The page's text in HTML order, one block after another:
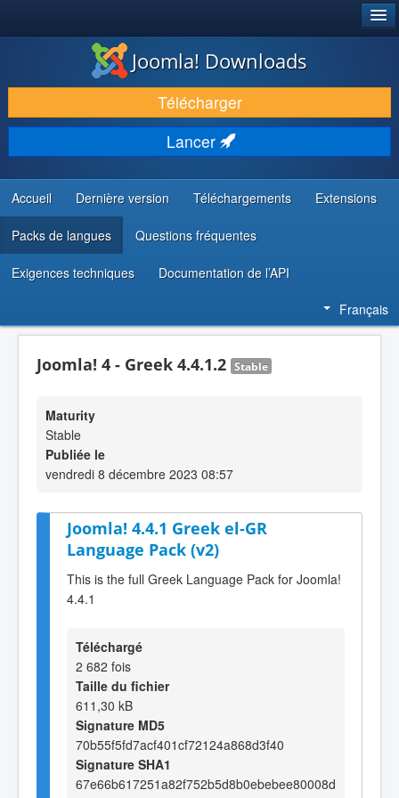
TÉLÉCHARGER & ÉTENDRE
DÉCOUVRIR & APPRENDRE
COMMUNAUTÉ & SUPPORT
RESSOURCES DÉVELOPPEURS
Joomla! Downloads
Télécharger
Lancer
Accueil Dernière version Téléchargements Extensions
Packs de langues Questions fréquentes
Exigences techniques Documentation de l’API
Français
Joomla! 4 - Greek 4.4.1.2 Stable
Maturity
Stable
Publiée le
vendredi 8 décembre 2023 08:57
Joomla! 4.4.1 Greek el-GR
Language Pack (v2)
This is the full Greek Language Pack for Joomla!
4.4.1
Téléchargé
2 682 fois
Taille du fichier
611,30 kB
Signature MD5
70b55f5fd7acf401cf72124a868d3f40
Signature SHA1
67e66b617251a82f752b5d8b0ebebee80008d